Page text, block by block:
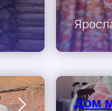
Дом